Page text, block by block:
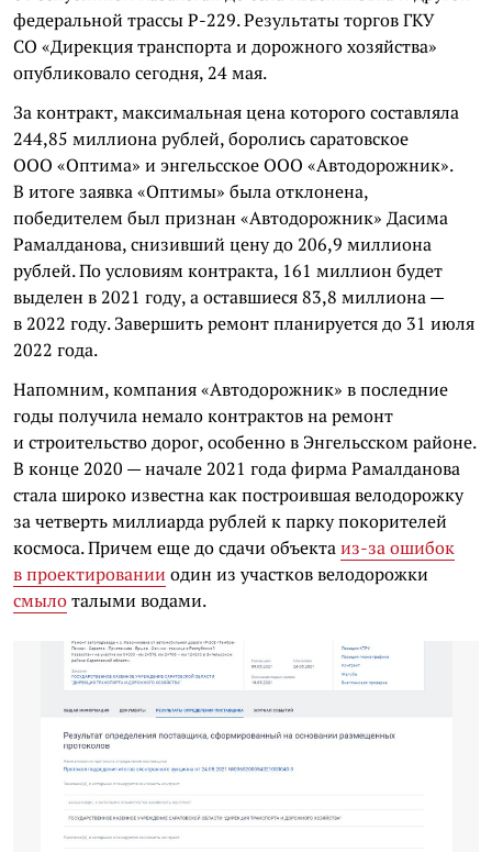
федеральной трассы Р-229. Результаты торгов ГКУ
СО «Дирекция транспорта и дорожного хозяйства»
опубликовало сегодня, 24 мая.
За контракт, максимальная цена которого составляла
244,85 миллиона рублей, боролись саратовское
ООО «Оптима» и энгельсское ООО «Автодорожник».
В итоге заявка «Оптимы» была отклонена,
победителем был признан «Автодорожник» Дасима
Рамалданова, снизивший цену до 206,9 миллиона
рублей. По условиям контракта, 161 миллион будет
выделен в 2021 году, а оставшиеся 83,8 миллиона —
в 2022 году. Завершить ремонт планируется до 31 июля
2022 года.
Напомним, компания «Автодорожник» в последние
годы получила немало контрактов на ремонт
и строительство дорог, особенно в Энгельсском районе.
В конце 2020 — начале 2021 года фирма Рамалданова
стала широко известна как построившая велодорожку
за четверть миллиарда рублей к парку покорителей
космоса. Причем еще до сдачи объектаиз-за ошибок
в проектировании один из участков велодорожки
смылоталыми водами.